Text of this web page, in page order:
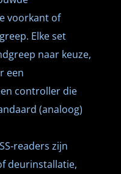
voorkant of
Elke set
naar keuze,
een
controller die
(analoog)
readers zijn
deurinstallatie,